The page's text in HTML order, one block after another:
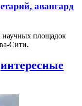
авангард
научных площадок
Сити.
интересные